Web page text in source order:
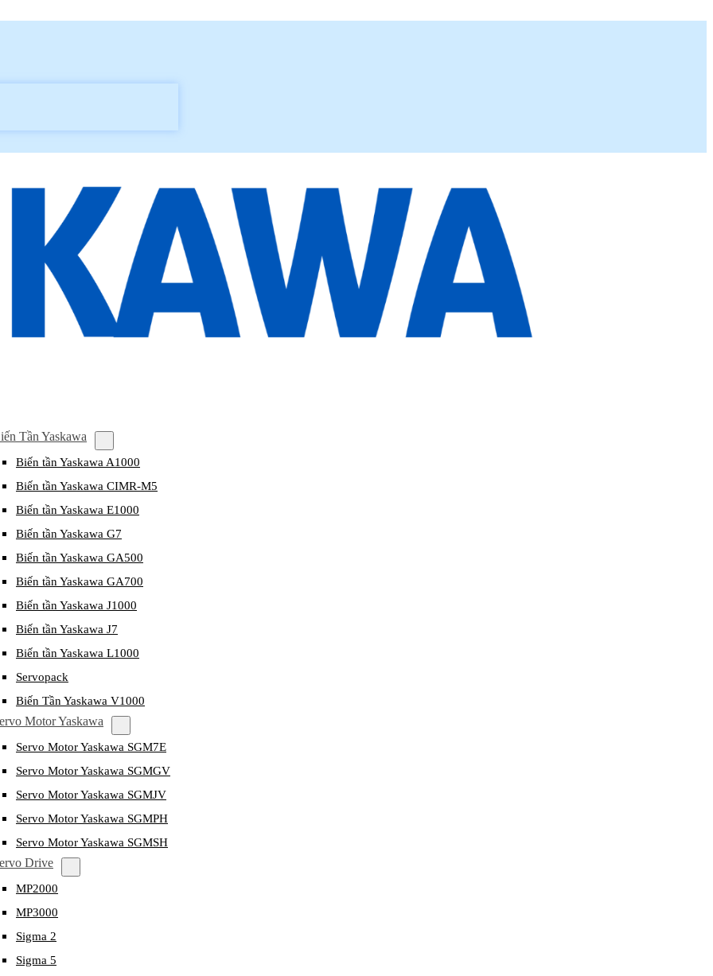
Tần Yaskawa
Biến tần Yaskawa A1000
Biến tần Yaskawa CIMR-M5
Biến tần Yaskawa E1000
Biến tần Yaskawa G7
Biến tần Yaskawa GA500
Biến tần Yaskawa GA700
Biến tần Yaskawa J1000
Biến tần Yaskawa J7
Biến tần Yaskawa L1000
Servopack
Biến Tần Yaskawa V1000
Motor Yaskawa
Servo Motor Yaskawa SGM7E
Servo Motor Yaskawa SGMGV
Servo Motor Yaskawa SGMJV
Servo Motor Yaskawa SGMPH
Servo Motor Yaskawa SGMSH
Drive
MP2000
MP3000
Sigma 2
Sigma 5